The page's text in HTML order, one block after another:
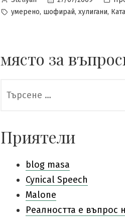
by
in
Tags:
умерено, шофирай, хулигани,
място за
за:
Приятели
blog masa
Cynical Speech
Malone
Pеалността е въпрос